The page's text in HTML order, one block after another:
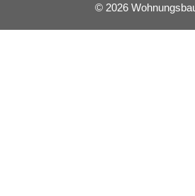
© 2026